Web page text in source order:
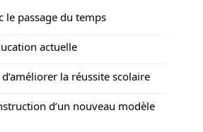
le passage du temps
actuelle
la réussite scolaire
d’un nouveau modèle